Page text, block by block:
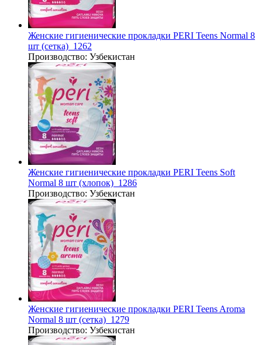
Женские гигиенические прокладки PERI Teens Normal 8
шт (сетка)_1262
Производство: Узбекистан
Женские гигиенические прокладки PERI Teens Soft
Normal 8 шт (хлопок)_1286
Производство: Узбекистан
Женские гигиенические прокладки PERI Teens Aroma
Normal 8 шт (сетка)_1279
Производство: Узбекистан